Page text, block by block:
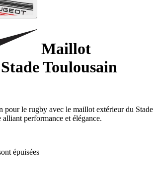
Maillot
Toulousain
pour le rugby avec le maillot extérieur du Stade
performance et élégance.
épuisées